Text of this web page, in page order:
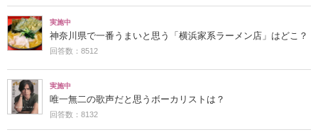
実施中
神奈川県で一番うまいと思う「横浜家系ラーメン店」はどこ？
回答数：8512
実施中
唯一無二の歌声だと思うボーカリストは？
回答数：8132